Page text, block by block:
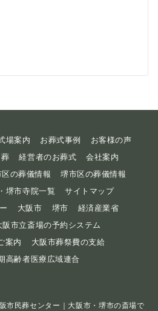
場案内 お葬式事例
お客様の声
経営者のお葬式
会社案内
区の葬儀情報
堺市区の葬儀情報
堺市寺院一覧
サイトマップ
大阪市 堺市
経済産業省
阪市立斎場の予約システム
案内
大阪市葬祭費の支給
高齢者医療広域連合
市民葬センター｜大阪市・堺市の斎場で